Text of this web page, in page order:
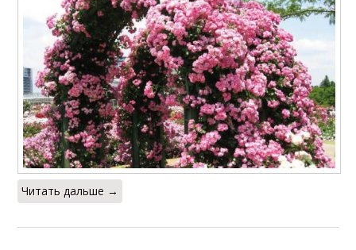
Читать дальше →